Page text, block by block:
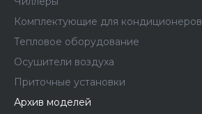
Комплектующие для кондиционеров
Тепловое оборудование
Осушители воздуха
Приточные установки
Архив моделей